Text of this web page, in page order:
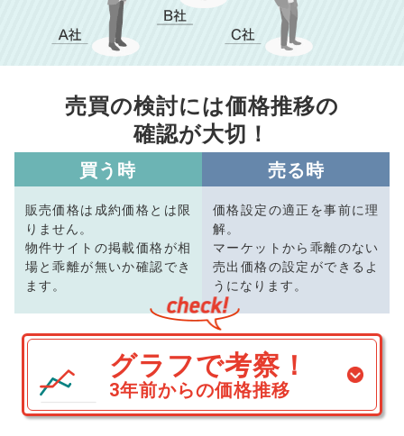
売買の検討には価格推移の
確認が大切！
買う時
販売価格は成約価格とは限
りません。
物件サイトの掲載価格が相
場と乖離が無いか確認でき
ます。
売る時
価格設定の適正を事前に理
解。
マーケットから乖離のない
売出価格の設定ができるよ
うになります。
グラフで考察！
3年前からの価格推移